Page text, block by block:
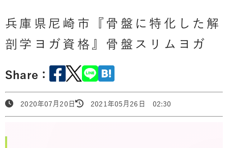
兵庫県尼崎市『骨盤に特化した解
剖学ヨガ資格』骨盤スリムヨガ
Share：
2020年07月20日 2021年05月26日 02:30